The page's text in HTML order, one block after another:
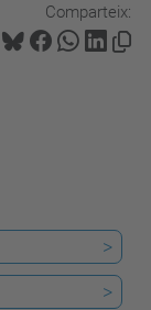
Comparteix:
>
>